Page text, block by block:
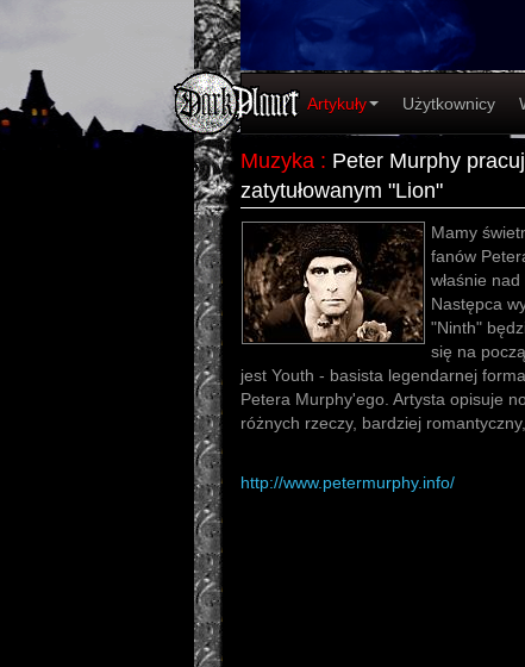
Artykuły Użytkownicy
Muzyka : Peter Murphy
zatytułowanym "Lion"
Mamy
fanów
właśnie
Następca
"Ninth"
się na
jest Youth - basista legendarnej
Petera Murphy'ego. Artysta opisuje
różnych rzeczy, bardziej
http://www.petermurphy.info/